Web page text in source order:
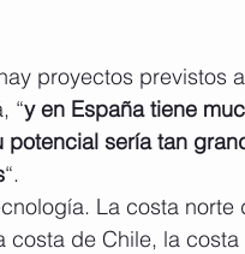
proyectos previstos
“y en España tiene
sería tan
“.
La costa norte
costa de Chile, la